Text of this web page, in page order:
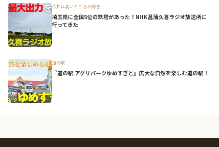
今井は高いところが好き
埼玉県に全国5位の鉄塔があった！NHK菖蒲久喜ラジオ放送所に
行ってきた
道の駅
『道の駅 アグリパークゆめすぎと』広大な自然を楽しむ道の駅！